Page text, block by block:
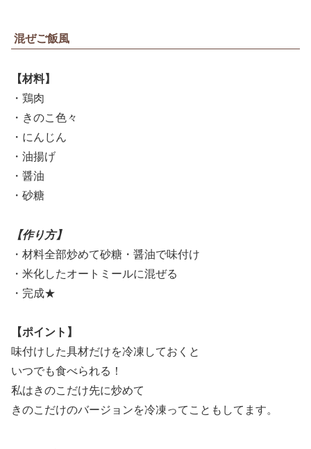
混ぜご飯風
【材料】
・鶏肉
・きのこ色々
・にんじん
・油揚げ
・醤油
・砂糖
【作り方】
・材料全部炒めて砂糖・醤油で味付け
・米化したオートミールに混ぜる
・完成★
【ポイント】
味付けした具材だけを冷凍しておくと
いつでも食べられる！
私はきのこだけ先に炒めて
きのこだけのバージョンを冷凍ってこともしてます。